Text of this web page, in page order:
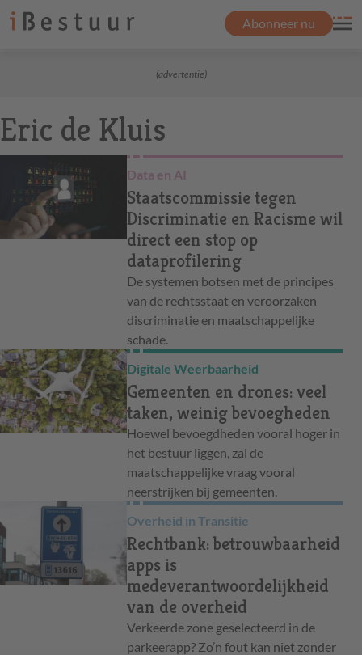
Abonneer nu
(advertentie)
Eric de Kluis
Data en AI
Staatscommissie tegen
Discriminatie en Racisme wil
direct een stop op
dataprofilering
De systemen botsen met de principes
van de rechtsstaat en veroorzaken
discriminatie en maatschappelijke
schade.
Digitale Weerbaarheid
Gemeenten en drones: veel
taken, weinig bevoegheden
Hoewel bevoegdheden vooral hoger in
het bestuur liggen, zal de
maatschappelijke vraag vooral
neerstrijken bij gemeenten.
Overheid in Transitie
Rechtbank: betrouwbaarheid
apps is
medeverantwoordelijkheid
van de overheid
Verkeerde zone geselecteerd in de
parkeerapp? Zo’n fout kan niet zonder